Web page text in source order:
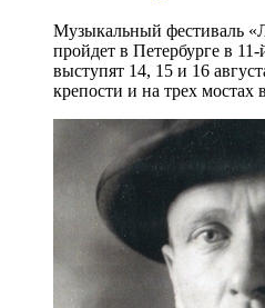
Музыкальный фестиваль
пройдет в Петербурге в
выступят 14, 15 и 16
крепости и на трех